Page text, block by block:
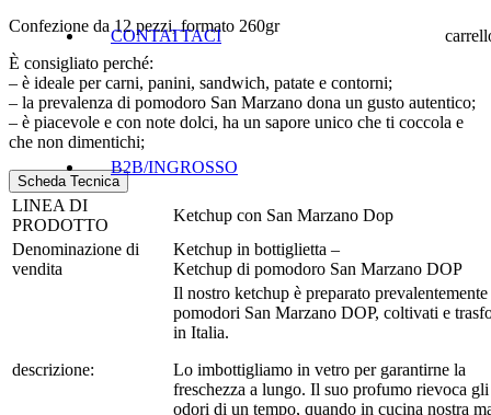
CONTATTACI
B2B/INGROSSO
Confezione da 12 pezzi, formato 260gr
È consigliato perché:
– è ideale per carni, panini, sandwich, patate e contorni;
– la prevalenza di pomodoro San Marzano dona un gusto autentico;
– è piacevole e con note dolci, ha un sapore unico che ti coccola e
che non dimentichi;
Scheda Tecnica
LINEA DI
PRODOTTO
Ketchup con San Marzano Dop
Denominazione di
vendita
Ketchup in bottiglietta –
Ketchup di pomodoro San Marzano DOP
descrizione:
Il nostro ketchup è preparato
pomodori San Marzano DOP, coltivati e
in Italia.
Lo imbottigliamo in vetro per garantirne la
freschezza a lungo. Il suo profumo rievoca gli
odori di un tempo, quando in cucina nostra